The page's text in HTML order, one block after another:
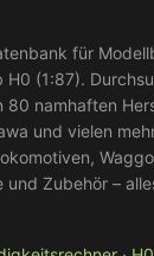
für
H0 (1:87).
80 namhaften
und vielen
Zubehör –